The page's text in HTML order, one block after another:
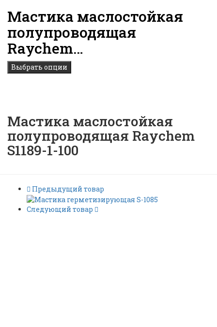
Мастика маслостойкая
полупроводящая
Raychem…
Выбрать опции
Мастика маслостойкая
полупроводящая Raychem
S1189-1-100
Предыдущий товар
Следующий товар